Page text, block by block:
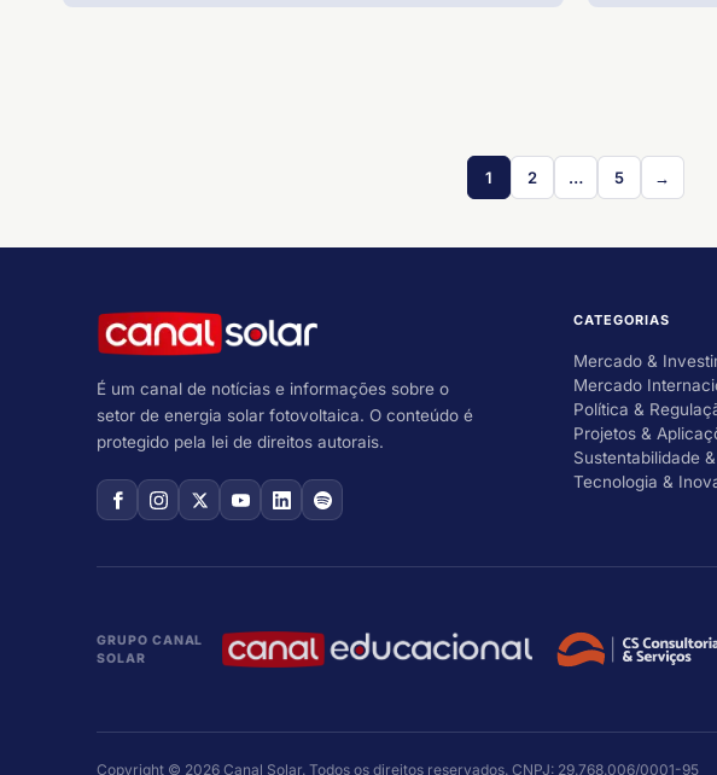
1 2 … 5 →
É um canal de notícias e informações sobre o
setor de energia solar fotovoltaica. O conteúdo é
protegido pela lei de direitos autorais.
CATEGORIAS
Mercado &
Mercado
Política &
Projetos &
Sustentabilidade &
Tecnologia &
GRUPO CANAL
SOLAR
Copyright © 2026 Canal Solar. Todos os direitos reservados. CNPJ: 29.768.006/0001-95